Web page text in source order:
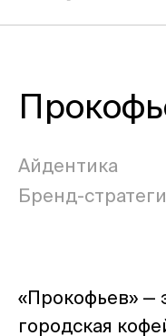
Айдентика
Бренд-
«Прокофьев» —
городская